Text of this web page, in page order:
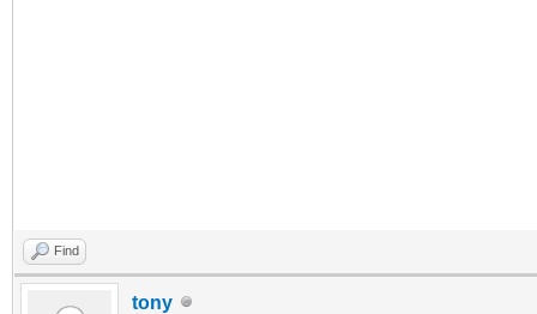
Find
tony